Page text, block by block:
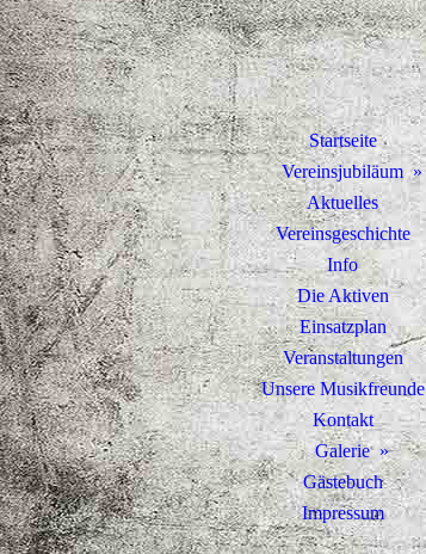
Startseite
Vereinsjubiläum
Aktuelles
Vereinsgeschichte
Info
Die Aktiven
Einsatzplan
Veranstaltungen
Unsere Musikfreunde
Kontakt
Galerie
Gästebuch
Impressum